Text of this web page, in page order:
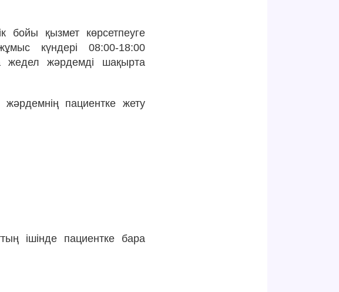
бойы қызмет көрсетпеуге
күндері 08:00-18:00
жедел жәрдемді шақырта
пациентке жету
ішінде пациентке бара